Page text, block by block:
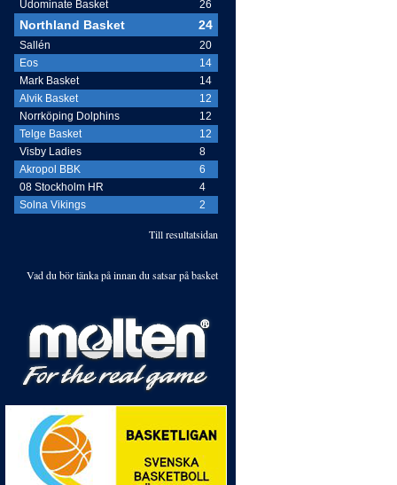
Udominate Basket 26
Northland Basket 24
Sallén
20
Eos
14
Mark Basket
14
Alvik Basket
12
Norrköping Dolphins
12
Telge Basket
12
Visby Ladies
8
Akropol BBK
6
08 Stockholm HR
4
Solna Vikings
2
Till resultatsidan
Vad du bör tänka på innan du satsar på basket